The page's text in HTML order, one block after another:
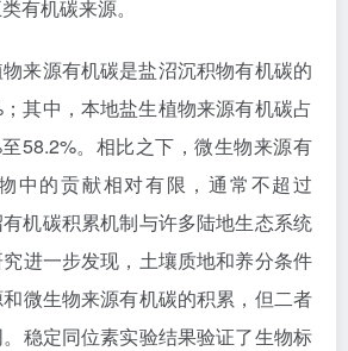
有机碳来源。
来源有机碳是盐沼沉积物有机碳的
其中，本地盐生植物来源有机碳占
58.2%。相比之下，微生物来源有
中的贡献相对有限，通常不超过
机碳积累机制与许多陆地生态系统
进一步发现，土壤质地和养分条件
微生物来源有机碳的积累，但二者
稳定同位素实验结果验证了生物标